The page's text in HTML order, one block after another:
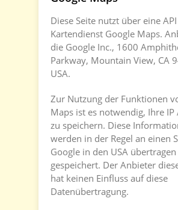
Diese Seite nutzt über eine
Kartendienst Google Maps.
die Google Inc., 1600
Parkway, Mountain View, CA
USA.
Zur Nutzung der Funktionen
Maps ist es notwendig, Ihre IP
zu speichern. Diese
werden in der Regel an einen
Google in den USA
gespeichert. Der Anbieter
hat keinen Einfluss auf diese
Datenübertragung.